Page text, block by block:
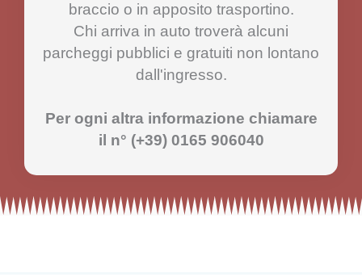
braccio o in apposito trasportino.
Chi arriva in auto troverà alcuni
parcheggi pubblici e gratuiti non lontano
dall'ingresso.
Per ogni altra informazione chiamare
il n° (+39) 0165 906040